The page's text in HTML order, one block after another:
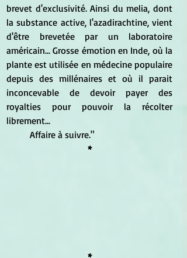
brevet d'exclusivité. Ainsi du melia, dont
la substance active, l'azadirachtine, vient
d'être brevetée par un laboratoire
américain... Grosse émotion en Inde, où la
plante est utilisée en médecine populaire
depuis des millénaires et où il parait
inconcevable de devoir payer des
royalties pour pouvoir la récolter
librement...
	Affaire à suivre."
*